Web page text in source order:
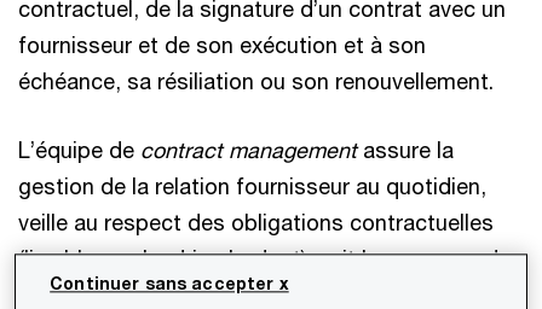
contractuel, de la signature d’un contrat avec un
fournisseur et de son exécution et à son
échéance, sa résiliation ou son renouvellement.
L’équipe de contract managementassure la
gestion de la relation fournisseur au quotidien,
veille au respect des obligations contractuelles
(livrables, calendrier, budget), suit les commandes
et les modifications éventuelles. Elle suit
Continuer sans accepter x